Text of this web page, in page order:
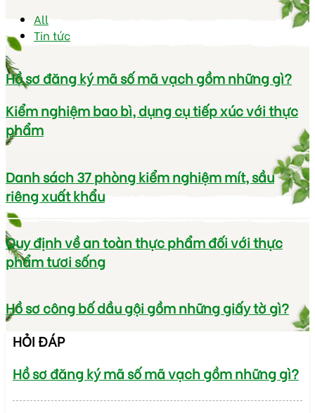
All
Tin tức
Hồ sơ đăng ký mã số mã vạch gồm những gì?
Kiểm nghiệm bao bì, dụng cụ tiếp xúc với thực
phẩm
Danh sách 37 phòng kiểm nghiệm mít, sầu
riêng xuất khẩu
Quy định về an toàn thực phẩm đối với thực
phẩm tươi sống
Hồ sơ công bố dầu gội gồm những giấy tờ gì?
HỎI ĐÁP
Hồ sơ đăng ký mã số mã vạch gồm những gì?